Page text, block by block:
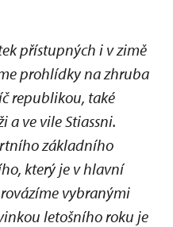
přístupných i v zimě
prohlídky na zhruba
republikou, také
a ve vile Stiassni.
základního
který je v hlavní
vybranými
letošního roku je